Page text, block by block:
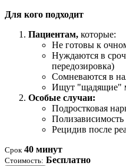
Для кого подходит
Пациентам, которые:
Не готовы к
Нуждаются в
передозировка)
Сомневаются в
Ищут "щадящие"
Особые случаи:
Подростковая
Полизависимость
Рецидив после
Срок 40 минут
Стоимость: Бесплатно